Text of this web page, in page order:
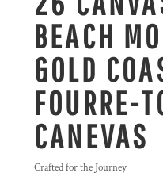
BEACH
GOLD
FOURRE-
CANEVAS
Crafted for the Journey